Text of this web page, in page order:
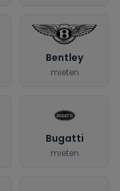
Bentley
mieten
Bugatti
mieten